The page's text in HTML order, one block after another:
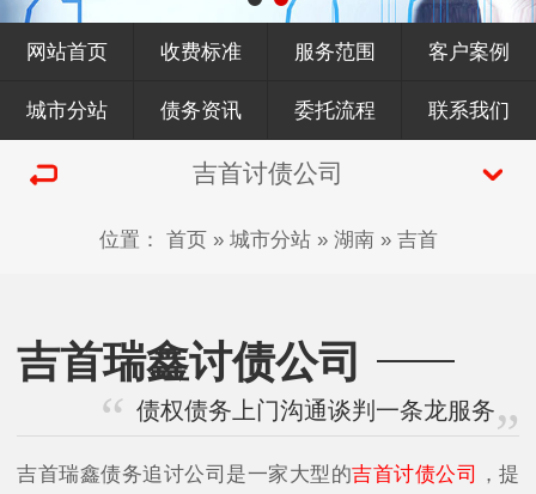
网站首页 收费标准 服务范围 客户案例
城市分站 债务资讯 委托流程 联系我们
吉首讨债公司
位置： 首页» 城市分站» 湖南» 吉首
吉首瑞鑫讨债公司
债权债务上门沟通谈判一条龙服务
吉首瑞鑫债务追讨公司是一家大型的吉首讨债公司
，提